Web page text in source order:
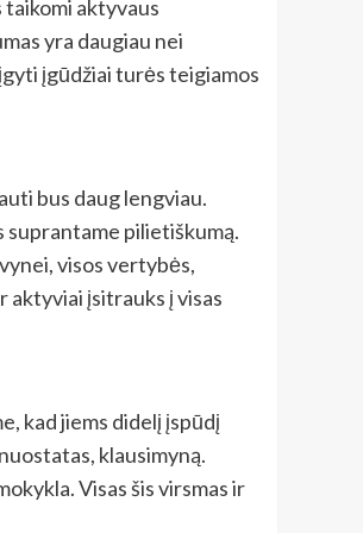
aktyvaus
yra daugiau nei
įgūdžiai turės teigiamos
bus daug lengviau.
suprantame pilietiškumą.
visos vertybės,
įsitrauks į visas
kad jiems didelį įspūdį
klausimyną.
Visas šis virsmas ir